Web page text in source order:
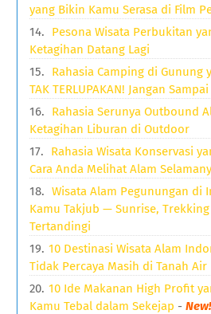
yang Bikin Kamu Serasa di Film
Pesona Wisata Perbukitan
Ketagihan Datang Lagi
Rahasia Camping di Gunung
TAK TERLUPAKAN! Jangan
Rahasia Serunya Outbound
Ketagihan Liburan di Outdoor
Rahasia Wisata Konservasi
Cara Anda Melihat Alam
Wisata Alam Pegunungan di
Kamu Takjub — Sunrise,
Tertandingi
10 Destinasi Wisata Alam
Tidak Percaya Masih di Tanah Air
10 Ide Makanan High Profit
Kamu Tebal dalam Sekejap -New!